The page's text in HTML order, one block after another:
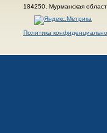
184250, Мурманская
Политика